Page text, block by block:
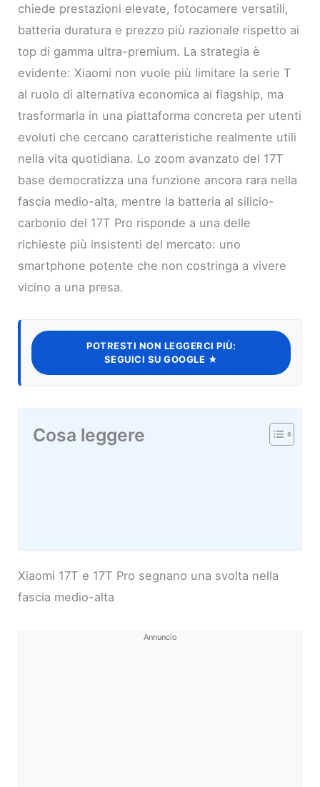
chiede prestazioni elevate, fotocamere versatili,
batteria duratura e prezzo più razionale rispetto ai
top di gamma ultra-premium. La strategia è
evidente: Xiaomi non vuole più limitare la serie T
al ruolo di alternativa economica ai flagship, ma
trasformarla in una piattaforma concreta per utenti
evoluti che cercano caratteristiche realmente utili
nella vita quotidiana. Lo zoom avanzato del 17T
base democratizza una funzione ancora rara nella
fascia medio-alta, mentre la batteria al silicio-
carbonio del 17T Pro risponde a una delle
richieste più insistenti del mercato: uno
smartphone potente che non costringa a vivere
vicino a una presa.
POTRESTI NON LEGGERCI PIÙ:
SEGUICI SU GOOGLE ★
Cosa leggere
Xiaomi 17T e 17T Pro segnano una svolta nella
fascia medio-alta
Annuncio